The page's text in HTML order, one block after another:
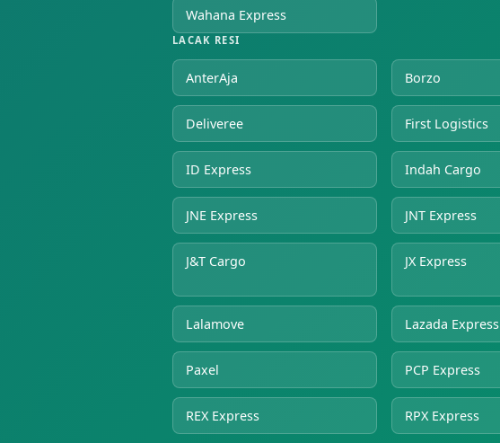
Wahana Express
LACAK RESI
AnterAja Borzo
Deliveree First Logistics
ID Express Indah Cargo
JNE Express JNT Express
J&T Cargo JX Express
Lalamove Lazada Express
Paxel PCP Express
REX Express RPX Express